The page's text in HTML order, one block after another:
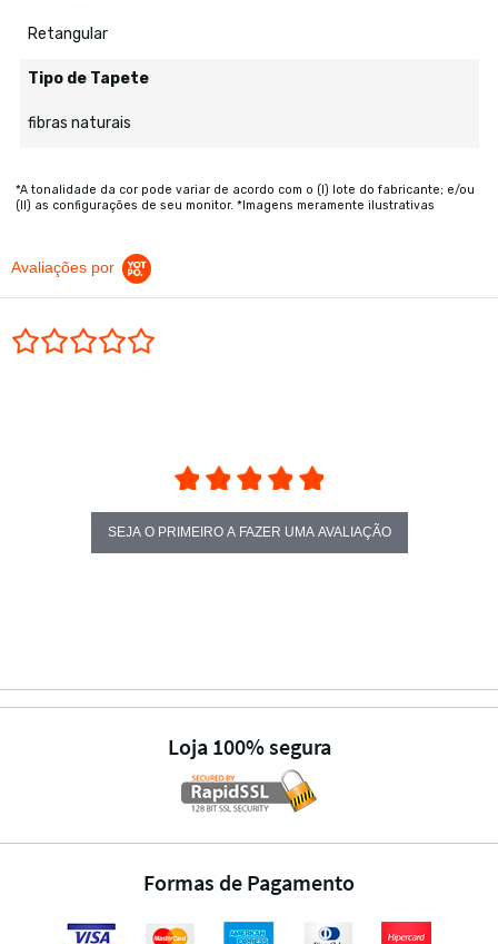
Retangular
Tipo de Tapete
fibras naturais
*A tonalidade da cor pode variar de acordo com o (I) lote do fabricante; e/ou
(II) as configurações de seu monitor. *Imagens meramente ilustrativas
Avaliações por
SEJA O PRIMEIRO A FAZER UMA AVALIAÇÃO